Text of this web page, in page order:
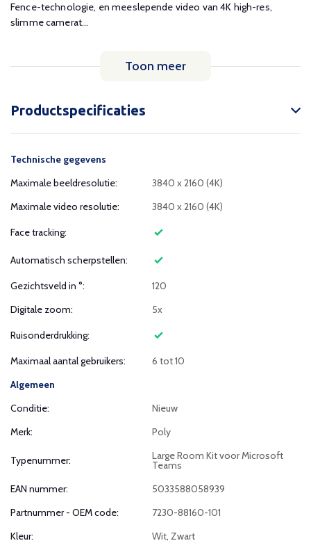
Fence-technologie, en meeslepende video van 4K high-res,
slimme camerat...
Toon meer
Productspecificaties
Technische gegevens
Maximale beeldresolutie:
3840 x 2160 (4K)
Maximale video resolutie:
3840 x 2160 (4K)
Face tracking:
Automatisch scherpstellen:
Gezichtsveld in °:
120
Digitale zoom:
5x
Ruisonderdrukking:
Maximaal aantal gebruikers:
6 tot 10
Algemeen
Conditie:
Nieuw
Merk:
Poly
Typenummer: Large Room Kit voor Microsoft
Teams
EAN nummer:
5033588058939
Partnummer - OEM code:
7230-88160-101
Kleur:
Wit, Zwart